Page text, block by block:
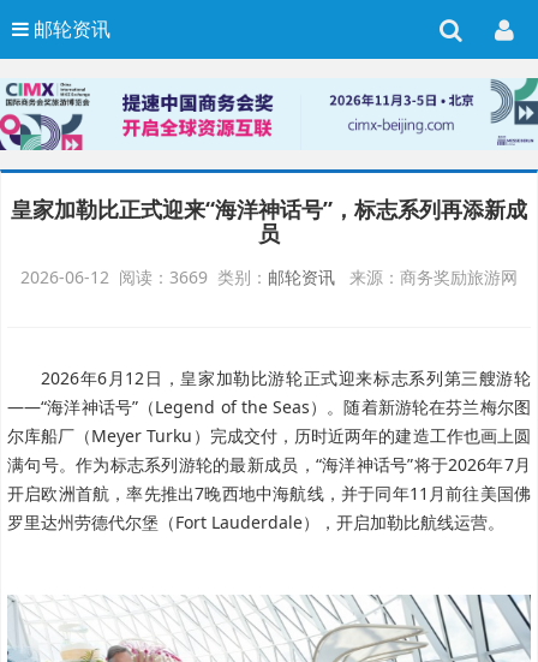
邮轮资讯
皇家加勒比正式迎来“海洋神话号”，标志系列再添新成
员
2026-06-12 阅读：3669 类别： 邮轮资讯 来源：商务奖励旅游网
2026年6月12日，皇家加勒比游轮正式迎来标志系列第三艘游轮
——“海洋神话号”（Legend of the Seas）。随着新游轮在芬兰梅尔图
尔库船厂（Meyer Turku）完成交付，历时近两年的建造工作也画上圆
满句号。作为标志系列游轮的最新成员，“海洋神话号”将于2026年7月
开启欧洲首航，率先推出7晚西地中海航线，并于同年11月前往美国佛
罗里达州劳德代尔堡（Fort Lauderdale），开启加勒比航线运营。